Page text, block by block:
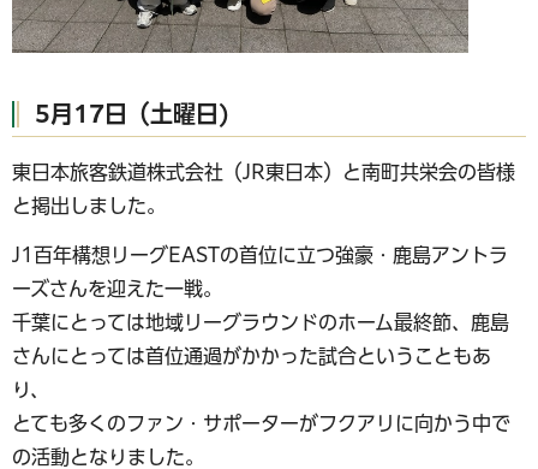
5月17日（土曜日)
東日本旅客鉄道株式会社（JR東日本）と南町共栄会の皆様
と掲出しました。
J1百年構想リーグEASTの首位に立つ強豪・鹿島アントラ
ーズさんを迎えた一戦。
千葉にとっては地域リーグラウンドのホーム最終節、鹿島
さんにとっては首位通過がかかった試合ということもあ
り、
とても多くのファン・サポーターがフクアリに向かう中で
の活動となりました。